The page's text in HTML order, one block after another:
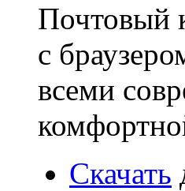
Почтовый
с
всеми
Скачать